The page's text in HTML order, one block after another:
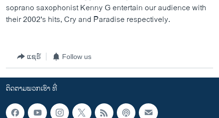
ອິດສະຫຼະພາບດ້ານການຂ່າວ
ຊຸມຊົນຊາວລາວ
ວິທະຍາສາດ-ເທັກໂນໂລຈີ
ທຸລະກິດ
ພາສາອັງກິດ
soprano saxophonist Kenny G entertain our audience with
their 2002's hits, Cry and Paradise respectively.
ແຊຣ໌ Follow us
ຕິດຕາມພວກເຮົາ ທີ່